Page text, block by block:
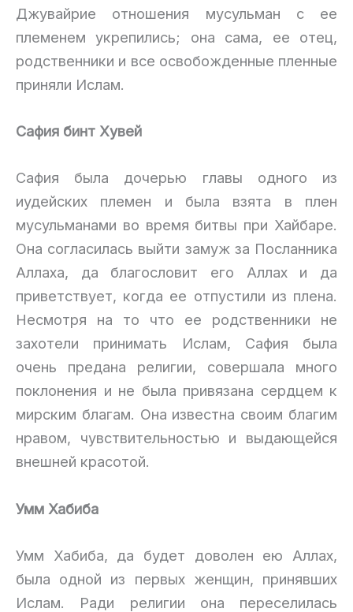
Джувайрие отношения мусульман с ее
племенем укрепились; она сама, ее отец,
родственники и все освобожденные пленные
приняли Ислам.
Сафия бинт Хувей
Сафия была дочерью главы одного из
иудейских племен и была взята в плен
мусульманами во время битвы при Хайбаре.
Она согласилась выйти замуж за Посланника
Аллаха, да благословит его Аллах и да
приветствует, когда ее отпустили из плена.
Несмотря на то что ее родственники не
захотели принимать Ислам, Сафия была
очень предана религии, совершала много
поклонения и не была привязана сердцем к
мирским благам. Она известна своим благим
нравом, чувствительностью и выдающейся
внешней красотой.
Умм Хабиба
Умм Хабиба, да будет доволен ею Аллах,
была одной из первых женщин, принявших
Ислам. Ради религии она переселилась